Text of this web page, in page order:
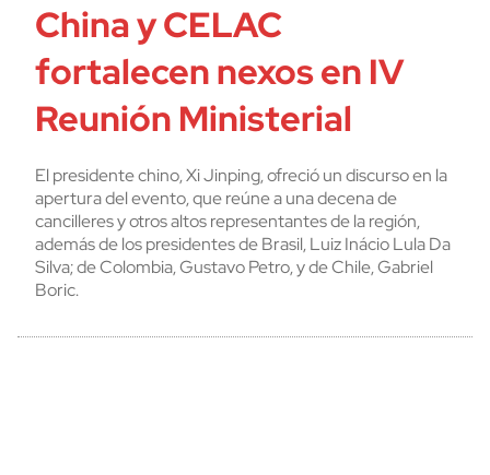
China y CELAC
fortalecen nexos en IV
Reunión Ministerial
El presidente chino, Xi Jinping, ofreció un discurso en la
apertura del evento, que reúne a una decena de
cancilleres y otros altos representantes de la región,
además de los presidentes de Brasil, Luiz Inácio Lula Da
Silva; de Colombia, Gustavo Petro, y de Chile, Gabriel
Boric.